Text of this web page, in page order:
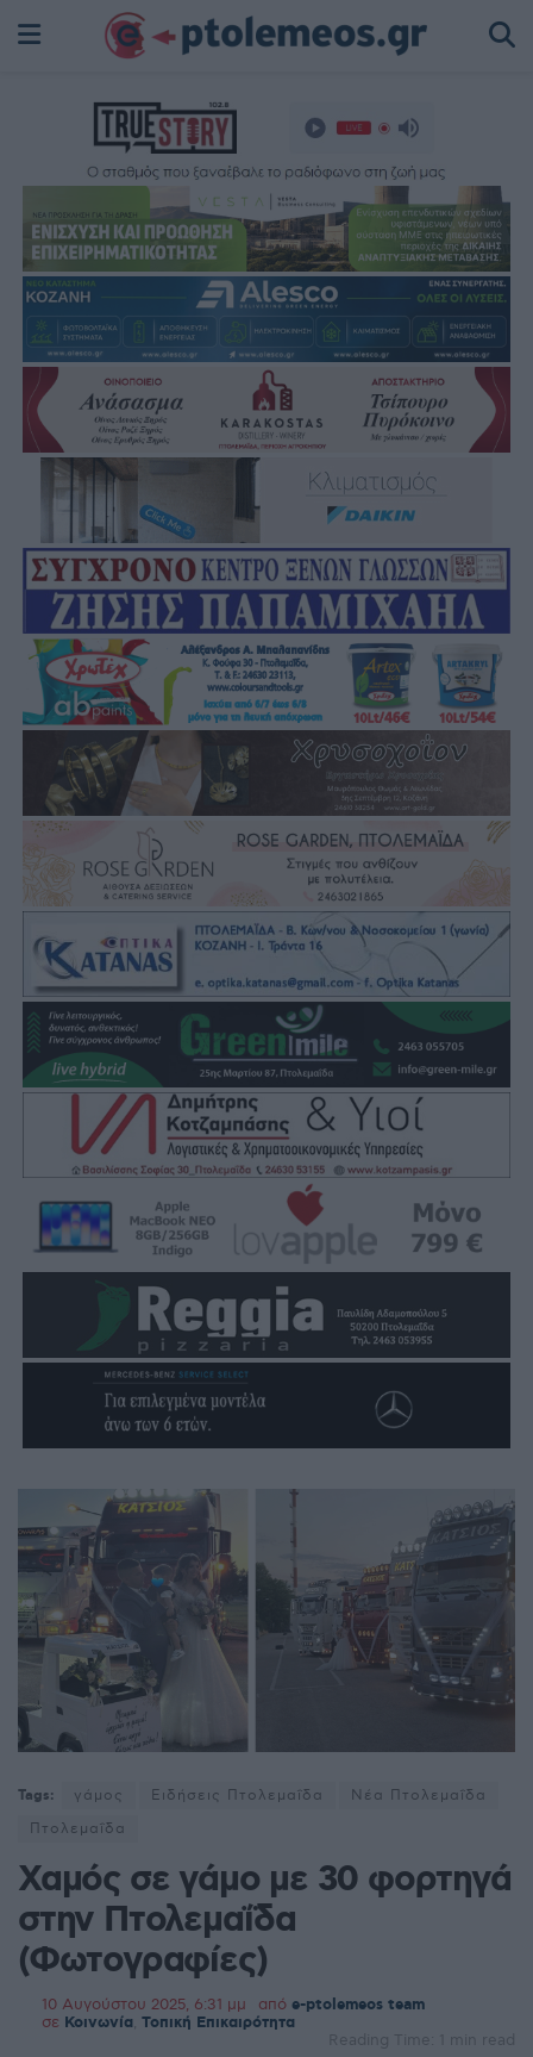
Tags: γάμος Ειδήσεις Πτολεμαΐδα
Νέα Πτολεμαΐδα
Πτολεμαΐδα
Χαμός σε γάμο με 30 φορτηγά
στην Πτολεμαΐδα
(Φωτογραφίες)
10 Αυγούστου 2025, 6:31 μμ από e-ptolemeos team
σε Κοινωνία Τοπική Επικαιρότητα
Reading Time: 1 min read